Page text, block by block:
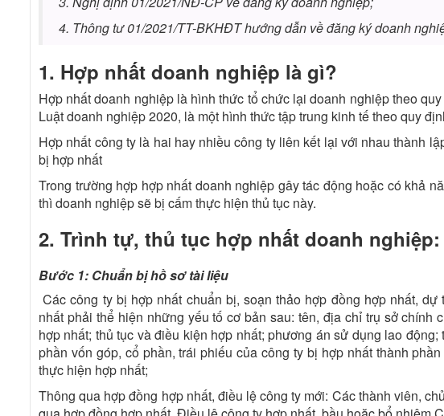
4. Thông tư 01/2021/TT-BKHĐT hướng dẫn về đăng ký doanh
1. Hợp nhất doanh nghiệp là gì?
Hợp nhất doanh nghiệp là hình thức tổ chức lại doanh nghiệp theo
Luật doanh nghiệp 2020, là một hình thức tập trung kinh tế theo quy
Hợp nhất công ty là hai hay nhiều công ty liên kết lại với nhau thành
bị hợp nhất
Trong trường hợp hợp nhất doanh nghiệp gây tác động hoặc có khả
thì doanh nghiệp sẽ bị cấm thực hiện thủ tục này.
2. Trình tự, thủ tục hợp nhất doanh nghiệp:
Bước 1: Chuẩn bị hồ sơ tài liệu
Các công ty bị hợp nhất chuẩn bị, soạn thảo hợp đồng hợp nhất,
nhất phải thể hiện những yếu tố cơ bản sau: tên, địa chỉ trụ sở
hợp nhất; thủ tục và điều kiện hợp nhất; phương án sử dụng lao
phần vốn góp, cổ phần, trái phiếu của công ty bị hợp nhất thành
thực hiện hợp nhất;
Thông qua hợp đồng hợp nhất, điều lệ công ty mới: Các thành viên,